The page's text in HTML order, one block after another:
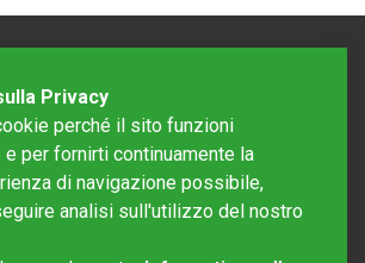
Privacy
perché il sito funzioni
per fornirti continuamente la
di navigazione possibile,
analisi sull'utilizzo del nostro